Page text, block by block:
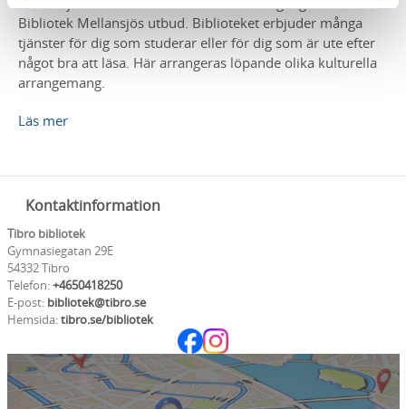
Bibliotek Mellansjös utbud. Biblioteket erbjuder många
tjänster för dig som studerar eller för dig som är ute efter
något bra att läsa. Här arrangeras löpande olika kulturella
arrangemang.
Läs mer
Kontaktinformation
Tibro bibliotek
Gymnasiegatan 29E
54332 Tibro
Telefon:+4650418250
E-post: bibliotek@tibro.se
Hemsida:tibro.se/bibliotek